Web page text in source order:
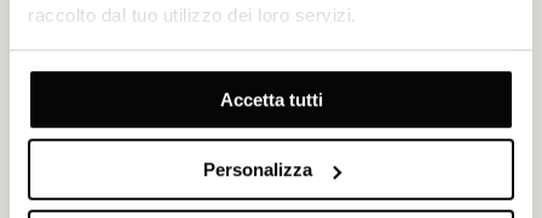
raccolto dal tuo utilizzo dei loro servizi.
Accetta tutti
Personalizza
Ristorante Momentum
LOCALE, MEDITERRANEA
ABBIGLIAMENTO ELEGANTE
L'eleganza Art Déco incontra la raffinatezza culinaria al Restaurant
Momentum. Iniziate la giornata con una colazione stagionale o